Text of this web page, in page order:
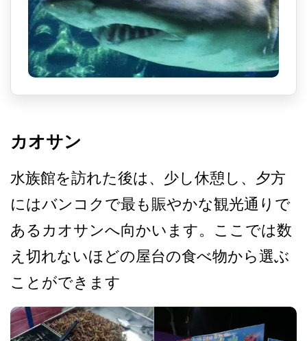
カオサン
水族館を訪れた後は、少し休­憩し、夕方
にはバンコクで最も賑やかな観光通りで
あ­るカオサンへ向かいます。ここでは数
え切れないほど­の屋台の食べ物から選ぶ
ことができます